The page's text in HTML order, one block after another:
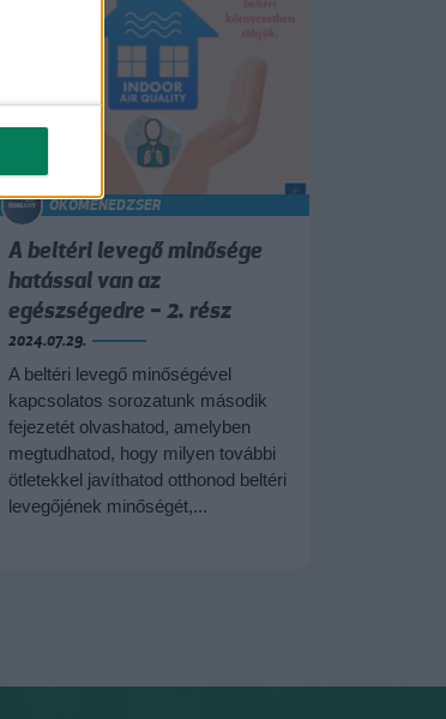
ÖKOMENEDZSER
A beltéri levegő minősége
hatással van az
egészségedre – 2. rész
2024.07.29.
A beltéri levegő minőségével
kapcsolatos sorozatunk második
fejezetét olvashatod, amelyben
megtudhatod, hogy milyen további
ötletekkel javíthatod otthonod beltéri
levegőjének minőségét,...